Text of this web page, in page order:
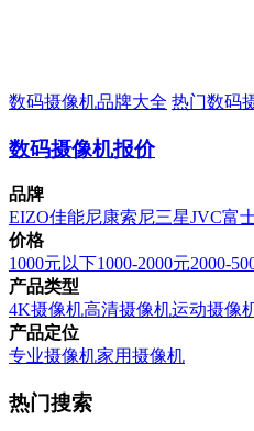
数码摄像机品牌大全 热门数码
数码摄像机报价
品牌
EIZO佳能尼康索尼三星JVC富
价格
1000元以下1000-2000元2000-
产品类型
4K摄像机高清摄像机运动摄像
产品定位
专业摄像机家用摄像机
热门搜索